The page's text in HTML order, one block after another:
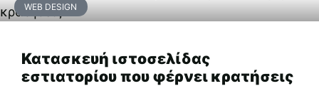
Προηγούμενο
Επόμενο
WEB DESIGN
Κατασκευή ιστοσελίδας
εστιατορίου που φέρνει κρατήσεις